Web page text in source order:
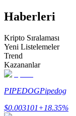
Kâr paylaşımı
Haberleri
Kripto Sıralaması
Yeni Listelemeler
Trend
Kazananlar
PIPEDOGPipedog
$0.003101+18.35%